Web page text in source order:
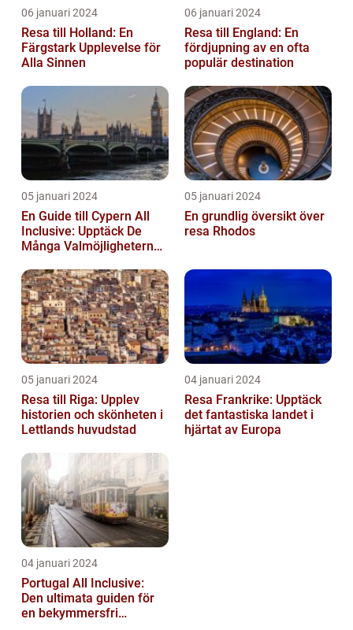
06 januari 2024
Resa till Holland: En
Färgstark Upplevelse för
Alla Sinnen
06 januari 2024
Resa till England: En
fördjupning av en ofta
populär destination
05 januari 2024
En Guide till Cypern All
Inclusive: Upptäck De
Många Valmöjligheterna
Semester...
05 januari 2024
En grundlig översikt över
resa Rhodos
05 januari 2024
Resa till Riga: Upplev
historien och skönheten i
Lettlands huvudstad
04 januari 2024
Resa Frankrike: Upptäck
det fantastiska landet i
hjärtat av Europa
04 januari 2024
Portugal All Inclusive:
Den ultimata guiden för
en bekymmersfri